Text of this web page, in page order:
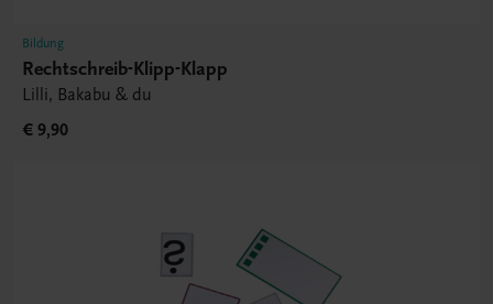
Bildung
Rechtschreib-Klipp-Klapp
Lilli, Bakabu & du
€ 9,90